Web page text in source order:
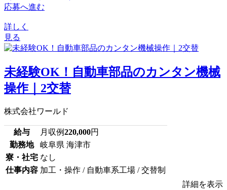
応募へ進む
詳しく
見る
未経験OK！自動車部品のカンタン機械
操作｜2交替
株式会社ワールド
給与 月収例220,000円
勤務地
岐阜県 海津市
寮・社宅 なし
仕事内容 加工・操作 / 自動車系工場 / 交替制
詳細を表示